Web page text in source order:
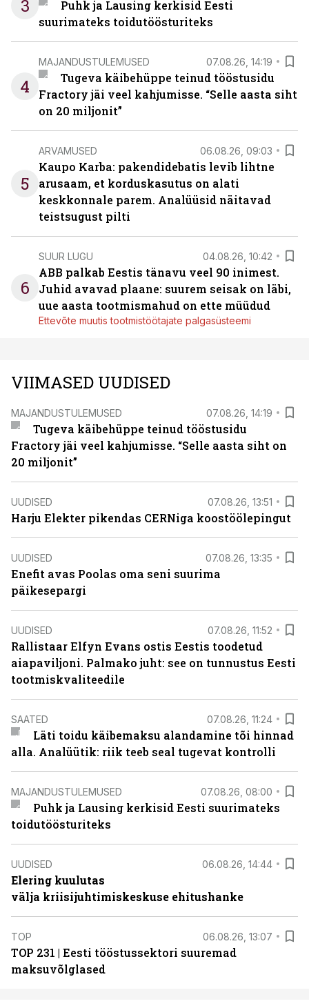
3
Puhk ja Lausing kerkisid Eesti
suurimateks toidutöösturiteks
4
MAJANDUSTULEMUSED 07.08.26, 14:19
Tugeva käibehüppe teinud tööstusidu
Fractory jäi veel kahjumisse. “Selle aasta siht
on 20 miljonit”
5
ARVAMUSED 06.08.26, 09:03
Kaupo Karba: pakendidebatis levib lihtne
arusaam, et korduskasutus on alati
keskkonnale parem. Analüüsid näitavad
teistsugust pilti
6
SUUR LUGU 04.08.26, 10:42
ABB palkab Eestis tänavu veel 90 inimest.
Juhid avavad plaane: suurem seisak on läbi,
uue aasta tootmismahud on ette müüdud
Ettevõte muutis tootmistöötajate palgasüsteemi
VIIMASED UUDISED
MAJANDUSTULEMUSED 07.08.26, 14:19
Tugeva käibehüppe teinud tööstusidu
Fractory jäi veel kahjumisse. “Selle aasta siht on
20 miljonit”
UUDISED 07.08.26, 13:51
Harju Elekter pikendas CERNiga koostöölepingut
UUDISED 07.08.26, 13:35
Enefit avas Poolas oma seni suurima
päikesepargi
UUDISED 07.08.26, 11:52
Rallistaar Elfyn Evans ostis Eestis toodetud
aiapaviljoni. Palmako juht: see on tunnustus Eesti
tootmiskvaliteedile
SAATED 07.08.26, 11:24
Läti toidu käibemaksu alandamine tõi hinnad
alla. Analüütik: riik teeb seal tugevat kontrolli
MAJANDUSTULEMUSED 07.08.26, 08:00
Puhk ja Lausing kerkisid Eesti suurimateks
toidutöösturiteks
UUDISED 06.08.26, 14:44
Elering kuulutas
välja kriisijuhtimiskeskuse ehitushanke
TOP 06.08.26, 13:07
TOP 231 | Eesti tööstussektori suuremad
maksuvõlglased